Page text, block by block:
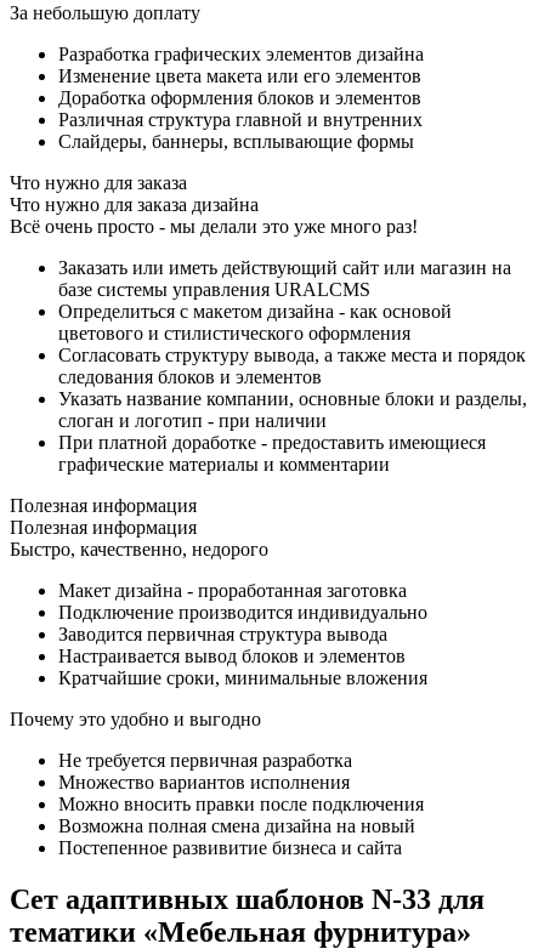
За небольшую доплату
Разработка графических элементов дизайна
Изменение цвета макета или его элементов
Доработка оформления блоков и элементов
Различная структура главной и внутренних
Слайдеры, баннеры, всплывающие формы
Что нужно для заказа
Что нужно для заказа дизайна
Всё очень просто - мы делали это уже много раз!
Заказать или иметь действующий сайт или магазин на
базе системы управления URALCMS
Определиться с макетом дизайна - как основой
цветового и стилистического оформления
Согласовать структуру вывода, а также места и порядок
следования блоков и элементов
Указать название компании, основные блоки и разделы,
слоган и логотип - при наличии
При платной доработке - предоставить имеющиеся
графические материалы и комментарии
Полезная информация
Полезная информация
Быстро, качественно, недорого
Макет дизайна - проработанная заготовка
Подключение производится индивидуально
Заводится первичная структура вывода
Настраивается вывод блоков и элементов
Кратчайшие сроки, минимальные вложения
Почему это удобно и выгодно
Не требуется первичная разработка
Множество вариантов исполнения
Можно вносить правки после подключения
Возможна полная смена дизайна на новый
Постепенное развивитие бизнеса и сайта
Сет адаптивных шаблонов N-33 для
тематики «Мебельная фурнитура»